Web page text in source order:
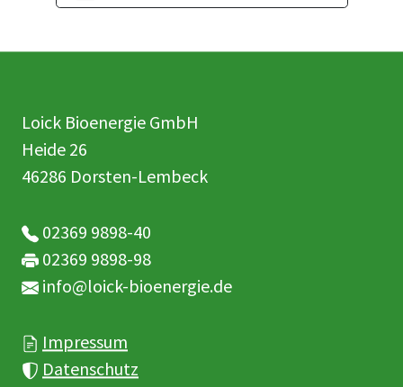
Loick Bioenergie GmbH
Heide 26
46286 Dorsten-Lembeck
02369 9898-40
02369 9898-98
info@loick-bioenergie.de
Impressum
Datenschutz